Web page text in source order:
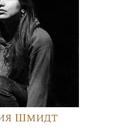
Шмидт